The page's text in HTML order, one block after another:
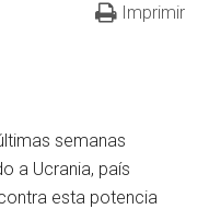
Imprimir
semanas
a Ucrania, país
esta potencia